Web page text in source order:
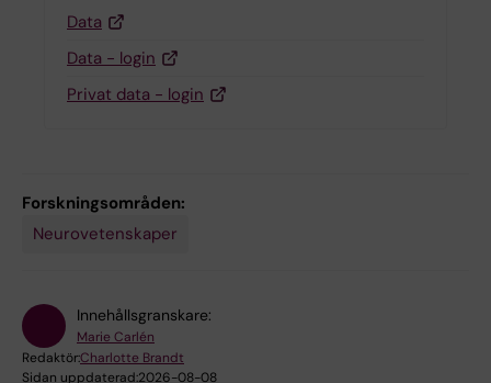
Data
Data - login
Privat data - login
Forskningsområden:
Neurovetenskaper
Innehållsgranskare:
Marie Carlén
Redaktör:Charlotte Brandt
Sidan uppdaterad:2026-08-08